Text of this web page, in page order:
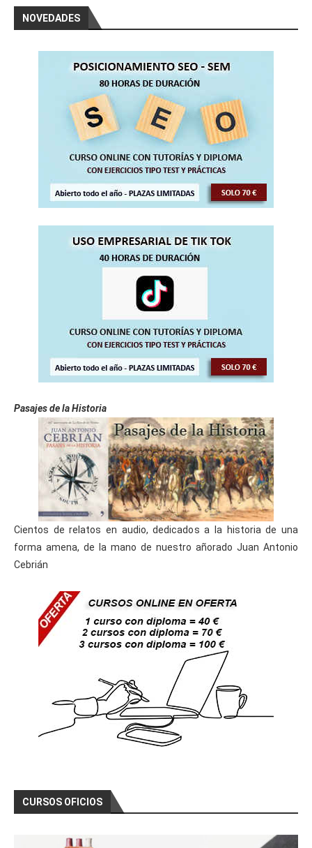
NOVEDADES
Pasajes de la Historia
Cientos de relatos en audio, dedicados a la historia de una
forma amena, de la mano de nuestro añorado Juan Antonio
Cebrián
CURSOS OFICIOS